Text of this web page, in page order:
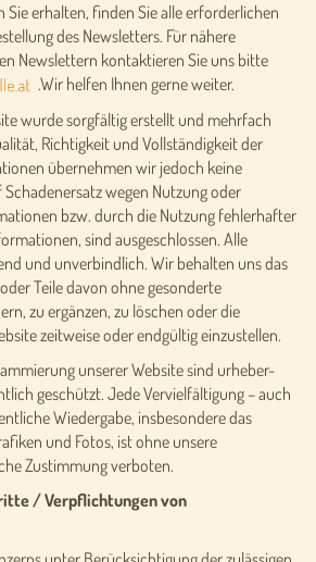
Sie erhalten, finden Sie alle erforderlichen
des Newsletters. Für nähere
Newslettern kontaktieren Sie uns bitte
.Wir helfen Ihnen gerne weiter.
wurde sorgfältig erstellt und mehrfach
Richtigkeit und Vollständigkeit der
übernehmen wir jedoch keine
wegen Nutzung oder
bzw. durch die Nutzung fehlerhafter
sind ausgeschlossen. Alle
und unverbindlich. Wir behalten uns das
Teile davon ohne gesonderte
zu ergänzen, zu löschen oder die
zeitweise oder endgültig einzustellen.
unserer Website sind urheber-
geschützt. Jede Vervielfältigung – auch
Wiedergabe, insbesondere das
und Fotos, ist ohne unsere
Zustimmung verboten.
/ Verpflichtungen von